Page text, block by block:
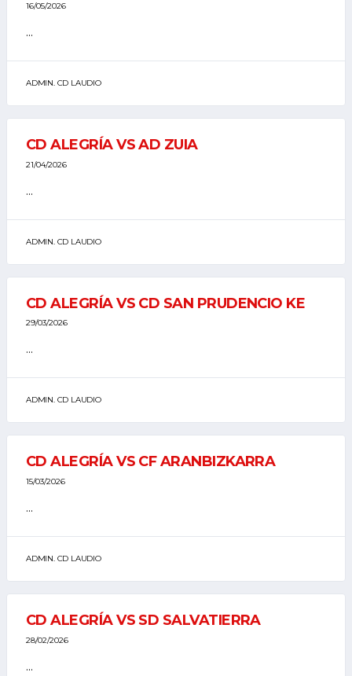
16/05/2026
...
ADMIN. CD LAUDIO
CD ALEGRÍA VS AD ZUIA
21/04/2026
...
ADMIN. CD LAUDIO
CD ALEGRÍA VS CD SAN PRUDENCIO KE
29/03/2026
...
ADMIN. CD LAUDIO
CD ALEGRÍA VS CF ARANBIZKARRA
15/03/2026
...
ADMIN. CD LAUDIO
CD ALEGRÍA VS SD SALVATIERRA
28/02/2026
...